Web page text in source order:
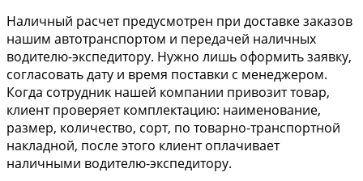
Наличный расчет предусмотрен при доставке заказов
нашим автотранспортом и передачей наличных
водителю-экспедитору. Нужно лишь оформить заявку,
согласовать дату и время поставки с менеджером.
Когда сотрудник нашей компании привозит товар,
клиент проверяет комплектацию: наименование,
размер, количество, сорт, по товарно-транспортной
накладной, после этого клиент оплачивает
наличными водителю-экспедитору.